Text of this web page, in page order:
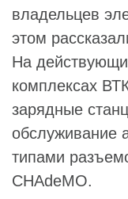
владельцев
этом
На
комплексах
зарядные
обслуживание
типами
CHAdeMO.